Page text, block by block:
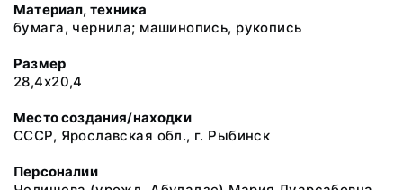
Материал, техника
бумага, чернила; машинопись, рукопись
Размер
28,4х20,4
Место создания/находки
СССР, Ярославская обл., г. Рыбинск
Персоналии